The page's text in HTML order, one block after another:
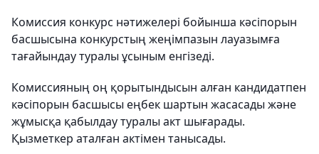
Комиссия конкурс нәтижелері бойынша кәсіпорын
басшысына конкурстың жеңімпазын лауазымға
тағайындау туралы ұсыным енгізеді.
Комиссияның оң қорытындысын алған кандидатпен
кәсіпорын басшысы еңбек шартын жасасады және
жұмысқа қабылдау туралы акт шығарады.
Қызметкер аталған актімен танысады.